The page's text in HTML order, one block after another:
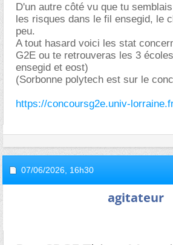
D'un autre côté vu que tu
les risques dans le fil ensegid, le
peu.
A tout hasard voici les stat
G2E ou te retrouveras les 3
ensegid et eost)
(Sorbonne polytech est sur le
https://concoursg2e.univ-
07/06/2026, 16h30
agitateur